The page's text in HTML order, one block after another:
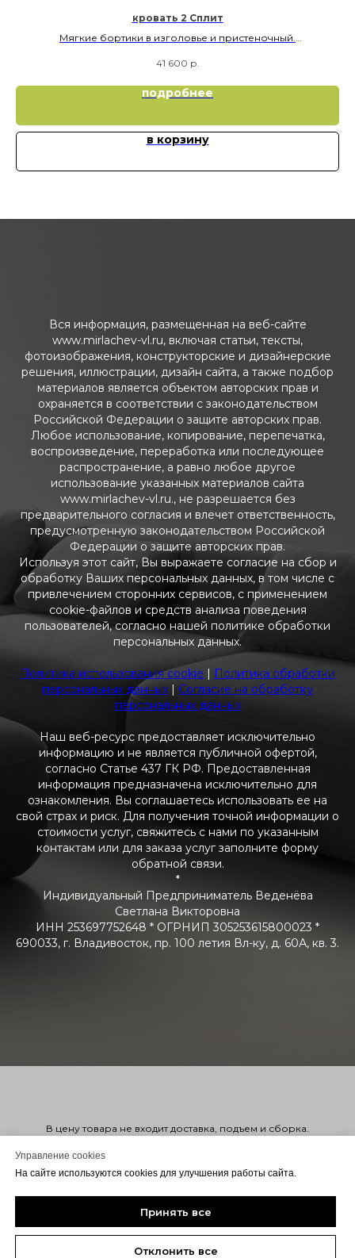
кровать 2 Сплит
Мягкие бортики в изголовье и пристеночный.
для хранения
нижнее 800х1900
41 600 р.
подробнее
в корзину
Вся информация, размещенная на веб-сайте
www.mirlachev-vl.ru, включая статьи, тексты,
фотоизображения, конструкторские и дизайнерские
решения, иллюстрации, дизайн сайта, а также подбор
материалов является объектом авторских прав и
охраняется в соответствии с законодательством
Российской Федерации о защите авторских прав.
Любое использование, копирование, перепечатка,
воспроизведение, переработка или последующее
распространение, а равно любое другое
использование указанных материалов сайта
www.mirlachev-vl.ru., не разрешается без
предварительного согласия и влечет ответственность,
предусмотренную законодательством Российской
Федерации о защите авторских прав.
Используя этот сайт, Вы выражаете согласие на сбор и
обработку Ваших персональных данных, в том числе с
привлечением сторонних сервисов, с применением
cookie-файлов и средств анализа поведения
пользователей, согласно нашей политике обработки
персональных данных.
Политика использования cookie | Политика обработки
персональных данных | Согласие на обработку
персональных данных
Наш веб-ресурс предоставляет исключительно
информацию и не является публичной офертой,
согласно Статье 437 ГК РФ. Предоставленная
информация предназначена исключительно для
ознакомления. Вы соглашаетесь использовать ее на
свой страх и риск. Для получения точной информации о
стоимости услуг, свяжитесь с нами по указанным
контактам или для заказа услуг заполните форму
обратной связи.
*
Индивидуальный Предприниматель Веденёва
Светлана Викторовна
ИНН 253697752648 * ОГРНИП 305253615800023 *
690033, г. Владивосток, пр. 100 летия Вл-ку, д. 60А, кв. 3.
Управление cookies
На сайте используются cookies для улучшения работы сайта.
Принять все
Отклонить все
В цену товара не входит доставка, подъем и сборка.
категории. Узнать точную стоимость в нужной вам ткани можно
оформив заказ. Оформление заказа на сайте не обязывает
договора с вами свяжется менеджер удобным для вас
способом.